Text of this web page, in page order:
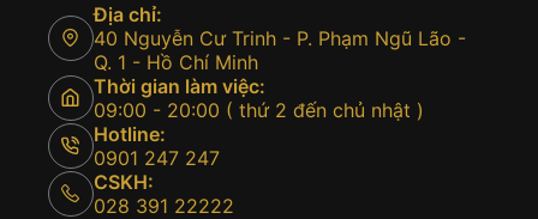
Địa chỉ:
40 Nguyễn Cư Trinh - P. Phạm Ngũ Lão -
Q. 1 - Hồ Chí Minh
Thời gian làm việc:
09:00 - 20:00 ( thứ 2 đến chủ nhật )
Hotline:
0901 247 247
CSKH:
028 391 22222